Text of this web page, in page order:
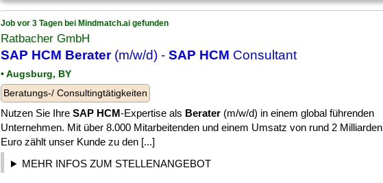
Job vor 3 Tagen bei Mindmatch.ai gefunden
Ratbacher GmbH
SAP HCM Berater(m/w/d) - SAP HCM Consultant
• Augsburg, BY
Beratungs-/ Consultingtätigkeiten
Nutzen Sie Ihre SAP HCM-Expertise als Berater (m/w/d) in einem global führenden
Unternehmen. Mit über 8.000 Mitarbeitenden und einem Umsatz von rund 2 Milliarden
Euro zählt unser Kunde zu den [...]
MEHR INFOS ZUM STELLENANGEBOT